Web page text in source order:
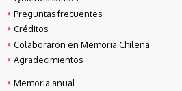
Preguntas frecuentes
Créditos
Colaboraron en Memoria Chilena
Agradecimientos
Memoria anual